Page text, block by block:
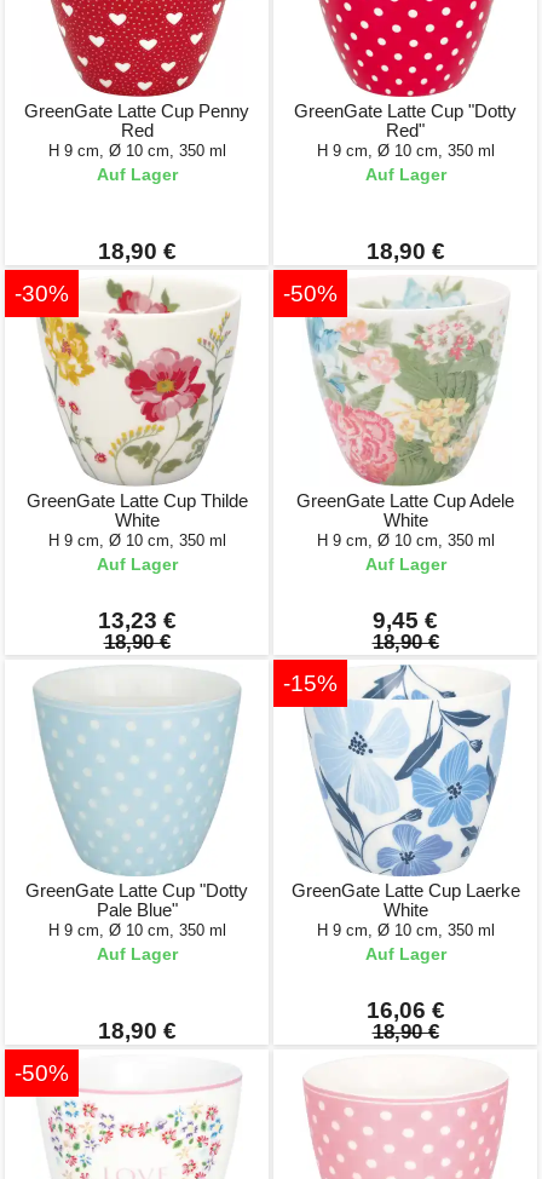
GreenGate Latte Cup Penny
Red
H 9 cm, Ø 10 cm, 350 ml
Auf Lager
18,90 €
GreenGate Latte Cup "Dotty
Red"
H 9 cm, Ø 10 cm, 350 ml
Auf Lager
18,90 €
-30%
GreenGate Latte Cup Thilde
White
H 9 cm, Ø 10 cm, 350 ml
Auf Lager
13,23 €
18,90 €
-50%
GreenGate Latte Cup Adele
White
H 9 cm, Ø 10 cm, 350 ml
Auf Lager
9,45 €
18,90 €
GreenGate Latte Cup "Dotty
Pale Blue"
H 9 cm, Ø 10 cm, 350 ml
Auf Lager
18,90 €
-15%
GreenGate Latte Cup Laerke
White
H 9 cm, Ø 10 cm, 350 ml
Auf Lager
16,06 €
18,90 €
-50%